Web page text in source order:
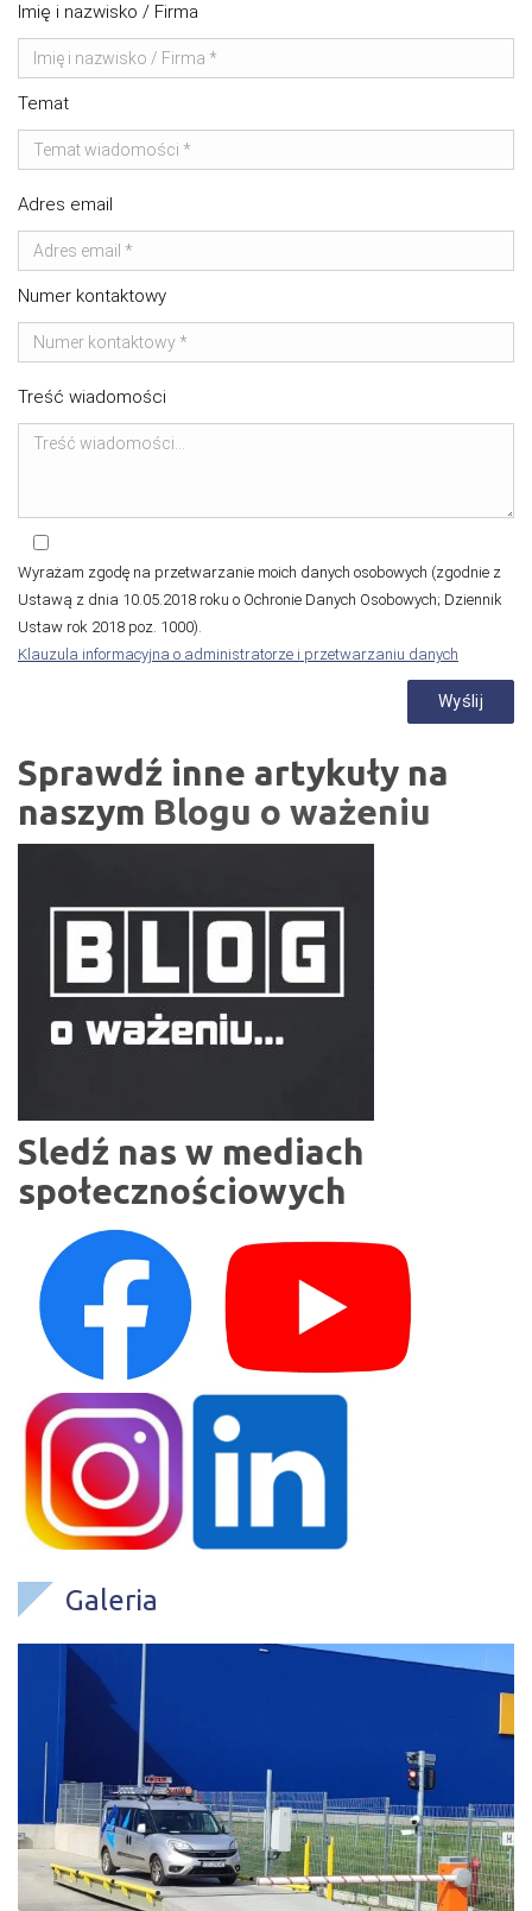
Imię i nazwisko / Firma
Temat
Adres email
Numer kontaktowy
Treść wiadomości
Wyrażam zgodę na przetwarzanie moich danych osobowych (zgodnie z
Ustawą z dnia 10.05.2018 roku o Ochronie Danych Osobowych; Dziennik
Ustaw rok 2018 poz. 1000).
Klauzula informacyjna o administratorze i przetwarzaniu danych
Sprawdź inne artykuły na
naszym Blogu o ważeniu
Sledź nas w mediach
społecznościowych
Galeria